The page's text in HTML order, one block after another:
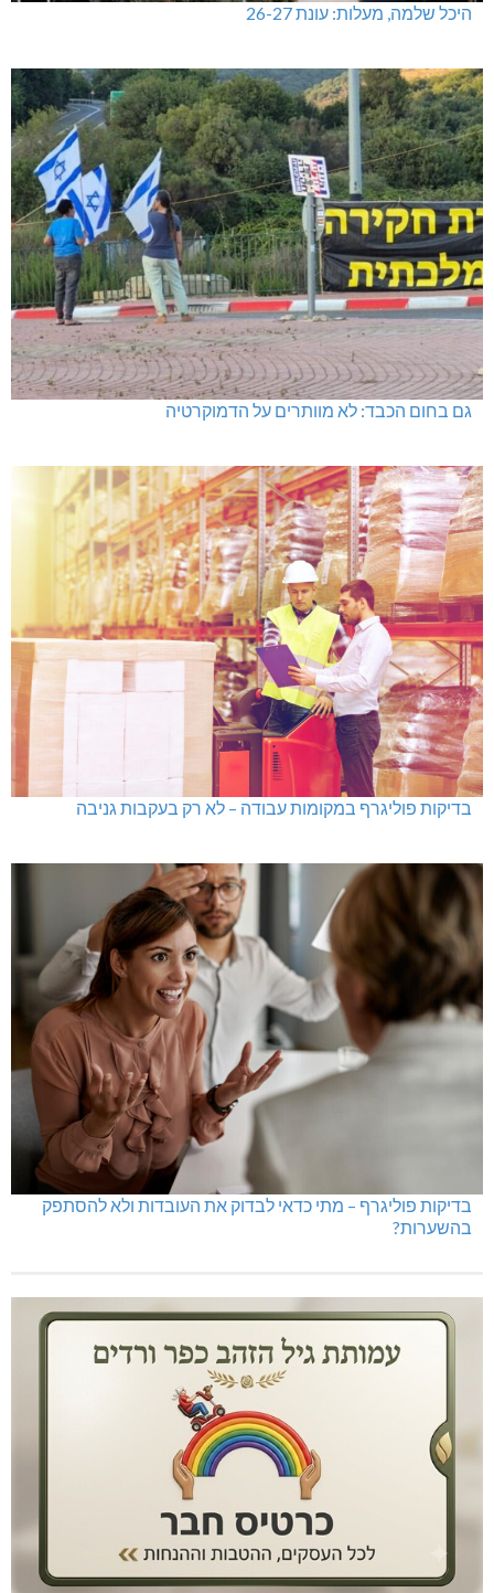
היכל שלמה, מעלות: עונת 26-27
גם בחום הכבד: לא מוותרים על הדמוקרטיה
בדיקות פוליגרף במקומות עבודה – לא רק בעקבות גניבה
בדיקות פוליגרף – מתי כדאי לבדוק את העובדות ולא להסתפק
בהשערות?